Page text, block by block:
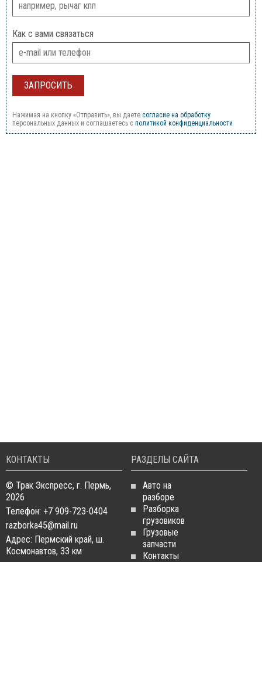
Как с вами связаться
Нажимая на кнопку «Отправить», вы даете согласие на обработку
персональных данных и соглашаетесь c политикой конфиденциальности
КОНТАКТЫ
© Трак Экспресс, г. Пермь,
2026
Телефон: +7 909-723-0404
razborka45@mail.ru
Адрес: Пермский край, ш.
Космонавтов, 33 км
РАЗДЕЛЫ САЙТА
Авто на
разборе
Разборка
грузовиков
Грузовые
запчасти
Контакты